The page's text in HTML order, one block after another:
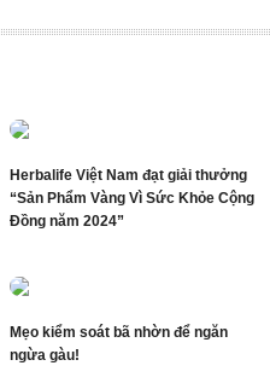
Herbalife Việt Nam đạt giải thưởng
“Sản Phẩm Vàng Vì Sức Khỏe Cộng
Đồng năm 2024”
Mẹo kiểm soát bã nhờn để ngăn
ngừa gàu!